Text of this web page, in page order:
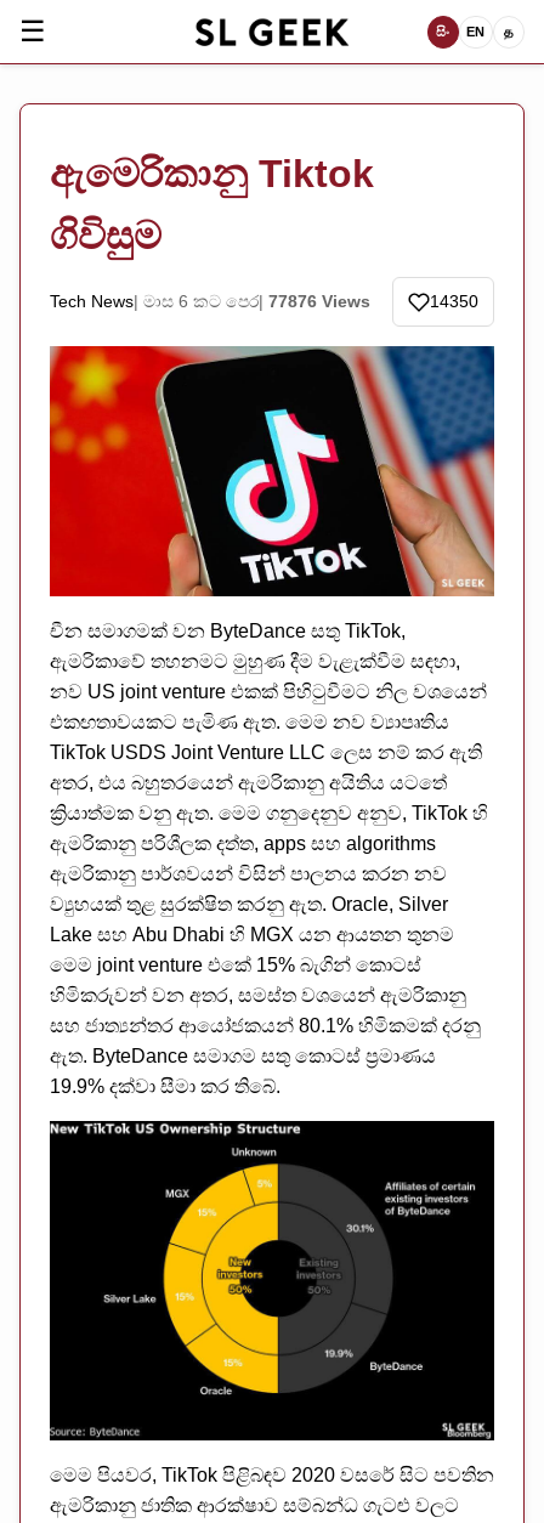
☰ සිං EN த
ඇමෙරිකානු Tiktok
ගිවිසුම
Tech News මාස 6 කට පෙර 77876 Views 14350
චීන සමාගමක් වන ByteDance සතු TikTok,
ඇමරිකාවේ තහනමට මුහුණ දීම වැළැක්වීම සඳහා,
නව US joint venture එකක් පිහිටුවීමට නිල වශයෙන්
එකඟතාවයකට පැමිණ ඇත. මෙම නව ව්‍යාපෘතිය
TikTok USDS Joint Venture LLC ලෙස නම් කර ඇති
අතර, එය බහුතරයෙන් ඇමරිකානු අයිතිය යටතේ
ක්‍රියාත්මක වනු ඇත. මෙම ගනුදෙනුව අනුව, TikTok හි
ඇමරිකානු පරිශීලක දත්ත, apps සහ algorithms
ඇමරිකානු පාර්ශවයන් විසින් පාලනය කරන නව
ව්‍යුහයක් තුළ සුරක්ෂිත කරනු ඇත. Oracle, Silver
Lake සහ Abu Dhabi හි MGX යන ආයතන තුනම
මෙම joint venture එකේ 15% බැගින් කොටස්
හිමිකරුවන් වන අතර, සමස්ත වශයෙන් ඇමරිකානු
සහ ජාත්‍යන්තර ආයෝජකයන් 80.1% හිමිකමක් දරනු
ඇත. ByteDance සමාගම සතු කොටස් ප්‍රමාණය
19.9% දක්වා සීමා කර තිබේ.
මෙම පියවර, TikTok පිළිබඳව 2020 වසරේ සිට පවතින
ඇමරිකානු ජාතික ආරක්ෂාව සම්බන්ධ ගැටළු වලට